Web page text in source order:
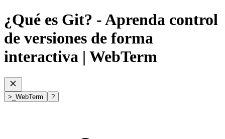
¿Qué es Git? - Aprenda control
de versiones de forma
interactiva | WebTerm
> WebTerm ?